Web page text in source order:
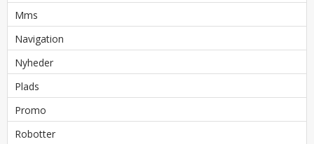
Mms
Navigation
Nyheder
Plads
Promo
Robotter